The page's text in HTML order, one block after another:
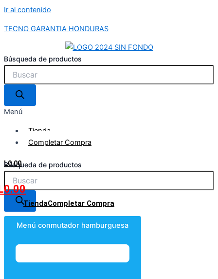
Ir al contenido
TECNO GARANTIA HONDURAS
Búsqueda de productos
Menú
Tienda
Completar Compra
L0.00
Búsqueda de productos
0.00
TiendaCompletar Compra
Menú conmutador hamburguesa